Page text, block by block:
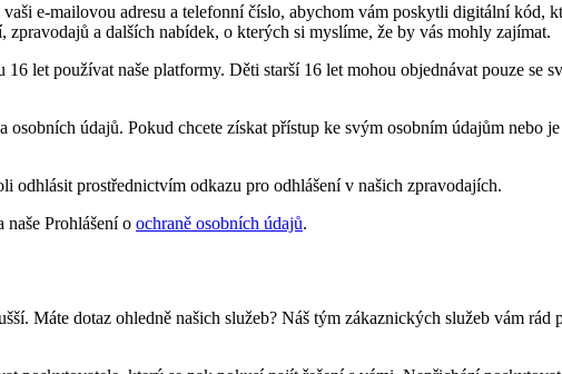
e-mailovou adresu a telefonní číslo, abychom vám poskytli digitální kód,
a dalších nabídek, o kterých si myslíme, že by vás mohly zajímat.
let používat naše platformy. Děti starší 16 let mohou objednávat pouze se
údajů. Pokud chcete získat přístup ke svým osobním údajům nebo
odhlásit prostřednictvím odkazu pro odhlášení v našich zpravodajích.
naše Prohlášení o ochraně osobních údajů.
Máte dotaz ohledně našich služeb? Náš tým zákaznických služeb vám